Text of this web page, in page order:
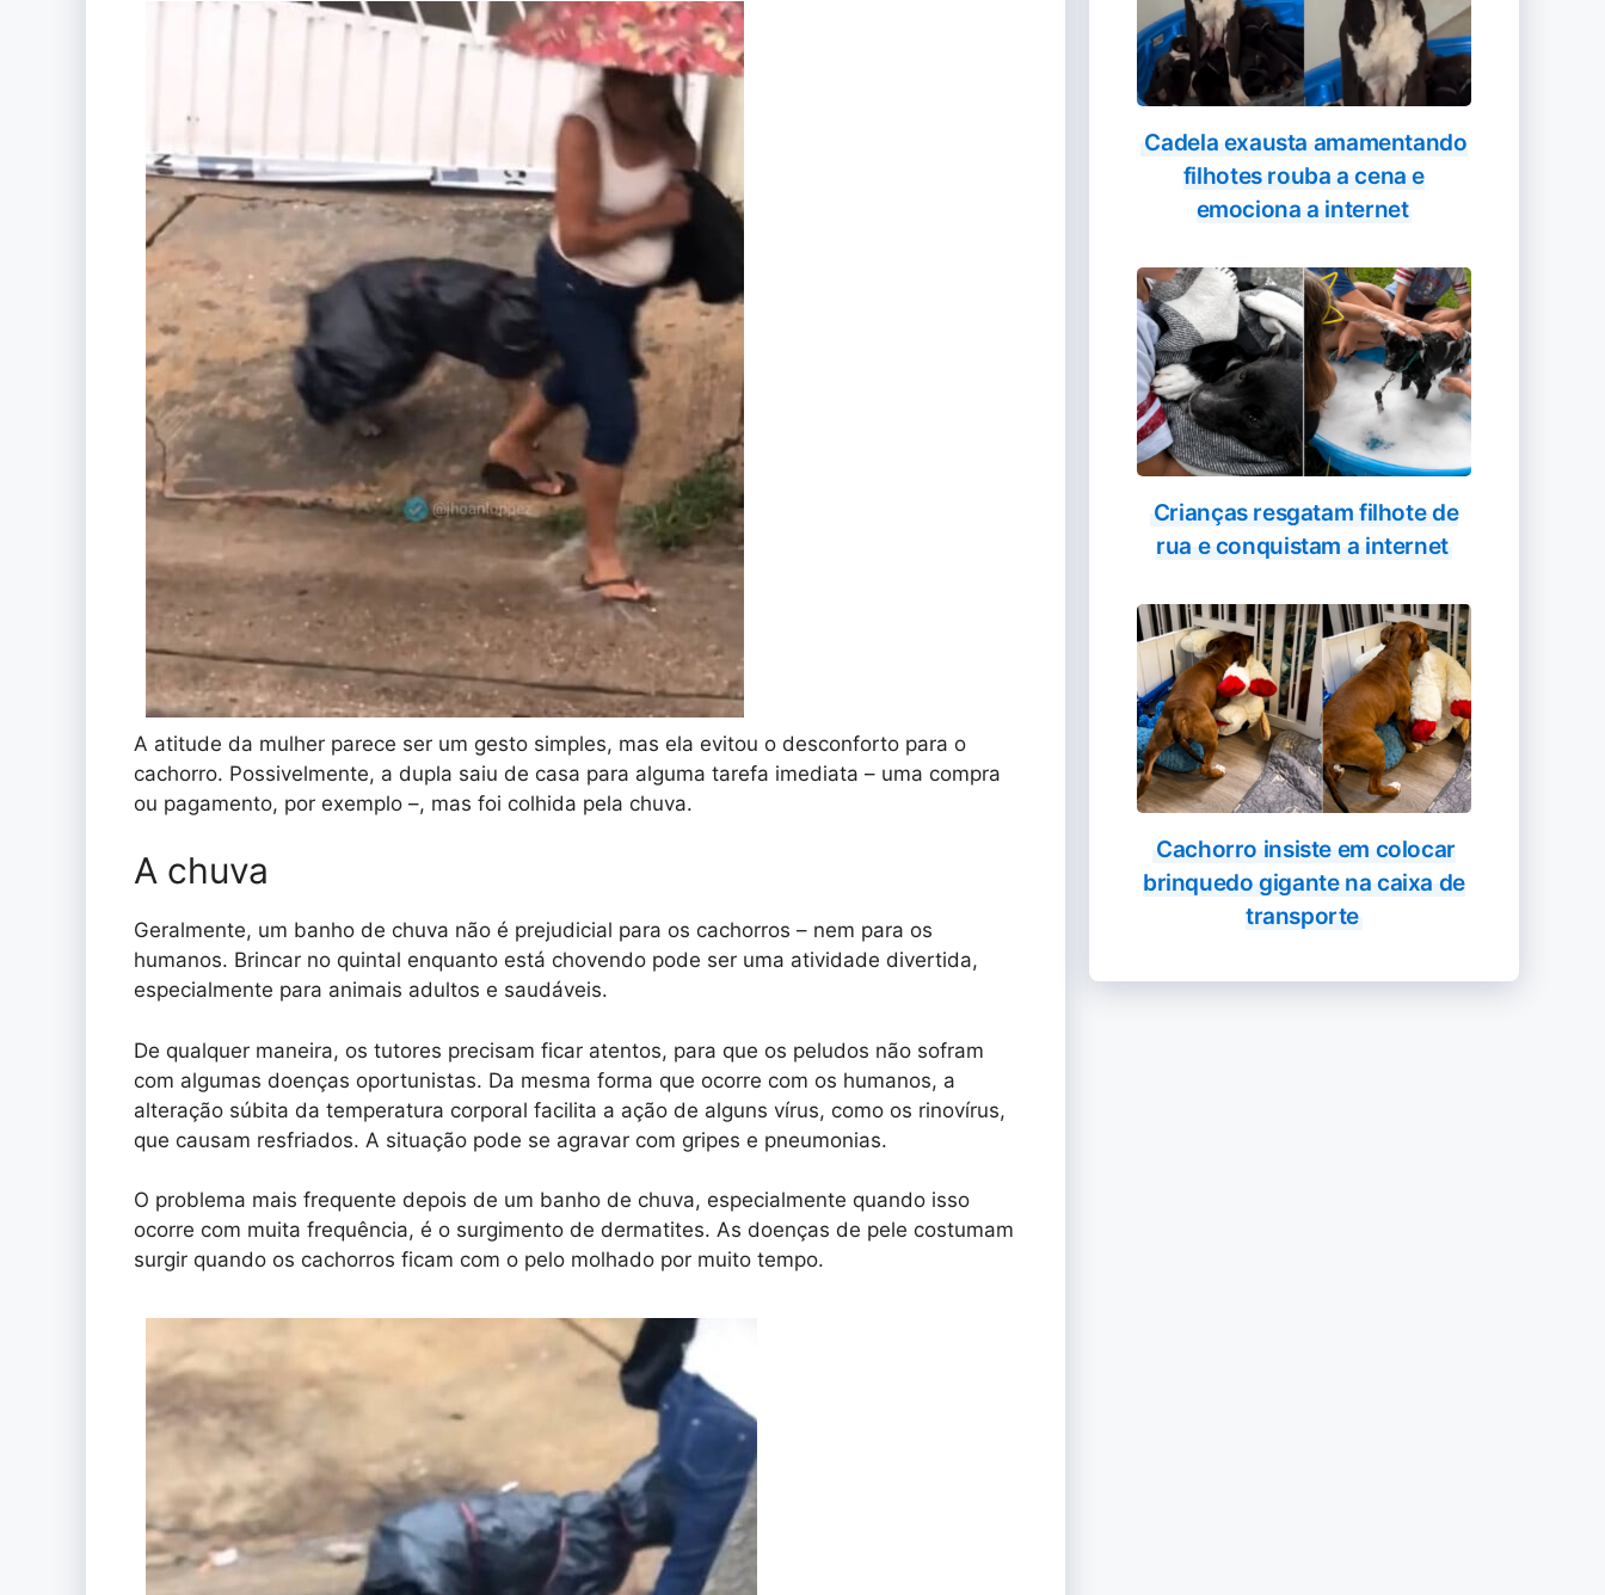
A atitude da mulher parece ser um gesto simples, mas ela evitou o desconforto para o
cachorro. Possivelmente, a dupla saiu de casa para alguma tarefa imediata – uma compra
ou pagamento, por exemplo –, mas foi colhida pela chuva.
A chuva
Geralmente, um banho de chuva não é prejudicial para os cachorros – nem para os
humanos. Brincar no quintal enquanto está chovendo pode ser uma atividade divertida,
especialmente para animais adultos e saudáveis.
De qualquer maneira, os tutores precisam ficar atentos, para que os peludos não sofram
com algumas doenças oportunistas. Da mesma forma que ocorre com os humanos, a
alteração súbita da temperatura corporal facilita a ação de alguns vírus, como os rinovírus,
que causam resfriados. A situação pode se agravar com gripes e pneumonias.
O problema mais frequente depois de um banho de chuva, especialmente quando isso
ocorre com muita frequência, é o surgimento de dermatites. As doenças de pele costumam
surgir quando os cachorros ficam com o pelo molhado por muito tempo.
Cadela exausta amamentando
filhotes rouba a cena e
emociona a internet
Crianças resgatam filhote de
rua e conquistam a internet
Cachorro insiste em colocar
brinquedo gigante na caixa de
transporte